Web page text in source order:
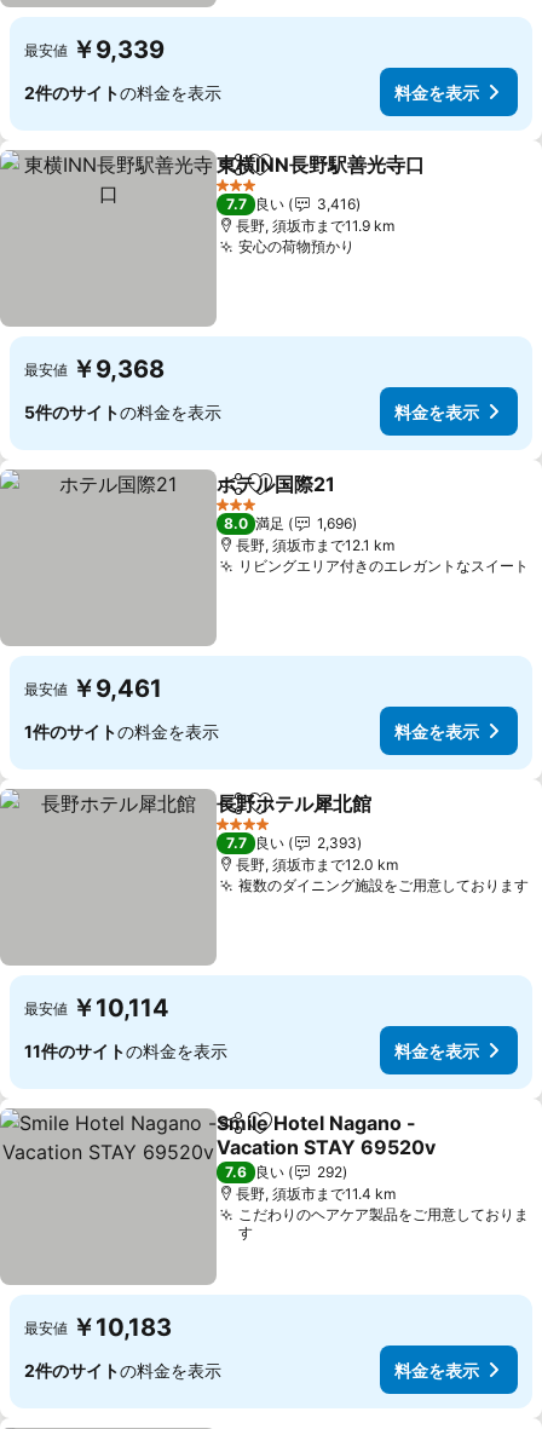
最安値 ￥9,339
2件のサイトの料金を表示 料金を表示
シェアお気に入りに追加
東横INN長野駅善光寺口
3 ホテルのランク
7.7 良い
3,416
長野, 須坂市まで11.9 km
安心の荷物預かり
最安値 ￥9,368
5件のサイトの料金を表示 料金を表示
シェアお気に入りに追加
ホテル国際21
3 ホテルのランク
8.0 満足
1,696
長野, 須坂市まで12.1 km
リビングエリア付きのエレガントなスイート
最安値 ￥9,461
1件のサイトの料金を表示 料金を表示
シェアお気に入りに追加
長野ホテル犀北館
4 ホテルのランク
7.7 良い
2,393
長野, 須坂市まで12.0 km
複数のダイニング施設をご用意しております
最安値 ￥10,114
11件のサイトの料金を表示 料金を表示
シェアお気に入りに追加
Smile Hotel Nagano -
Vacation STAY 69520v
料金を表示
7.6 良い
292
長野, 須坂市まで11.4 km
こだわりのヘアケア製品をご用意しておりま
す
最安値 ￥10,183
2件のサイトの料金を表示 料金を表示